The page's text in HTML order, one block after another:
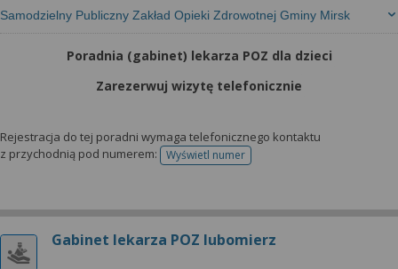
Samodzielny Publiczny Zakład Opieki Zdrowotnej Gminy Mirsk
Poradnia (gabinet) lekarza POZ dla dzieci
Zarezerwuj wizytę telefonicznie
Rejestracja do tej poradni wymaga telefonicznego kontaktu
z przychodnią pod numerem:
Wyświetl numertelefonu do rejestracji
Gabinet lekarza POZ lubomierz